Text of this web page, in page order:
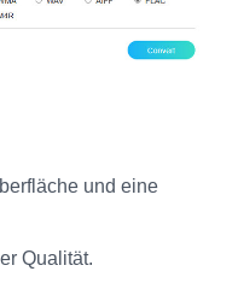
und eine
Qualität.